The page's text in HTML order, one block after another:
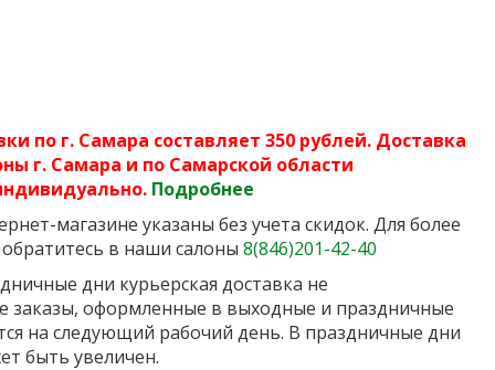
по г. Самара составляет 350 рублей. Доставка
г. Самара и по Самарской области
Подробнее
магазине указаны без учета скидок. Для более
в наши салоны 8(846)201-42-40
дни курьерская доставка не
заказы, оформленные в выходные и праздничные
на следующий рабочий день. В праздничные дни
быть увеличен.